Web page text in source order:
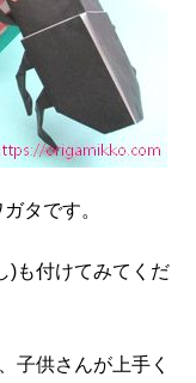
タです。
)も付けてみてくだ
子供さんが上手く